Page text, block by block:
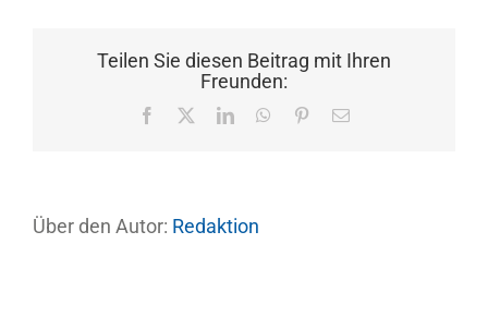
Teilen Sie diesen Beitrag mit Ihren
Freunden:
Facebook LinkedInWhatsApp
Pinterest
E-
Über den Autor: Redaktion